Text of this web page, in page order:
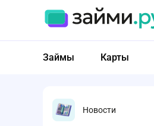
Займы Карты
Новости